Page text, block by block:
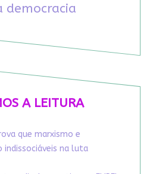
democracia
A LEITURA
que marxismo e
indissociáveis na luta